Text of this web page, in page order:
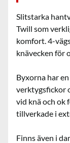
Slitstarka
Twill som
komfort. 4-
knävecken för
Byxorna har
verktygsfickor
vid knä och ok
tillverkade i
Finns även i